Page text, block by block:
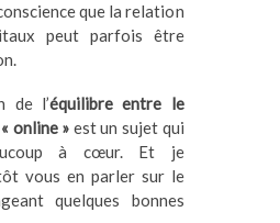
que la relation
peut parfois être
de l’équilibre entre le
online » est un sujet qui
à cœur. Et je
vous en parler sur le
quelques bonnes